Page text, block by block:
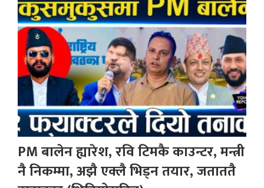
PM बालेन ह्यारेश, रवि टिमकै काउन्टर, मन्त्री
नै निकम्मा, अझै एक्लै भिड्न तयार, जताततै